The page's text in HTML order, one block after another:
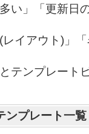
い」「更新日
イアウト)」
テンプレート
ンプレート一覧